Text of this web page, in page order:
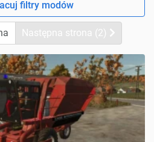
filtry modów
Następna strona (2)